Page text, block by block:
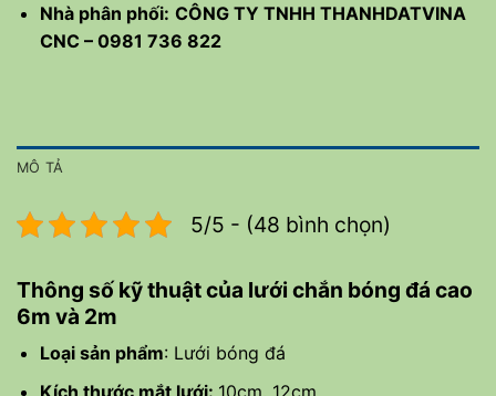
Nhà phân phối: CÔNG TY TNHH THANHDATVINA
CNC – 0981 736 822
MÔ TẢ
5/5 - (48 bình chọn)
Thông số kỹ thuật của lưới chắn bóng đá cao
6m và 2m
Loại sản phẩm: Lưới bóng đá